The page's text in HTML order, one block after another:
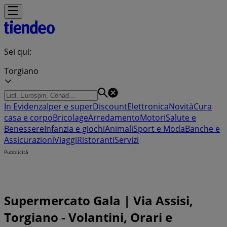
Sei qui:
Torgiano
In EvidenzaIper e superDiscountElettronicaNovitàCura
casa e corpoBricolageArredamentoMotoriSalute e
BenessereInfanzia e giochiAnimaliSport e ModaBanche e
AssicurazioniViaggiRistorantiServizi
Pubblicità
Supermercato Gala | Via Assisi,
Torgiano - Volantini, Orari e